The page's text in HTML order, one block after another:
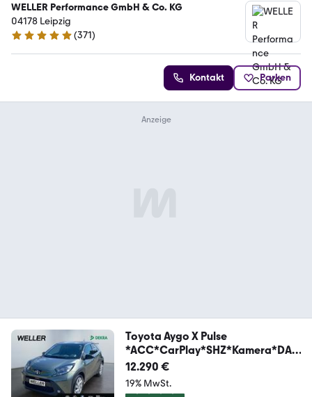
WELLER Performance GmbH & Co. KG
04178 Leipzig
4.8 Sterne
(371)
Kontakt Parken
Toyota Aygo X Pulse
*ACC*CarPlay*SHZ*Kamera*DAB
*Bi-Tone
12.290 €
19% MwSt.